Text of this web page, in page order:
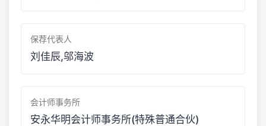
保荐代表人
刘佳辰,邬海波
会计师事务所
安永华明会计师事务所(特殊普通合伙)